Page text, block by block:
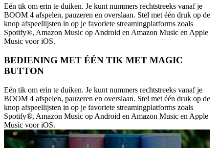
Eén tik om erin te duiken. Je kunt nummers rechtstreeks vanaf je
BOOM 4 afspelen, pauzeren en overslaan. Stel met één druk op de
knop afspeellijsten in op je favoriete streamingplatforms zoals
Spotify®, Amazon Music op Android en Amazon Music en Apple
Music voor iOS.
BEDIENING MET ÉÉN TIK MET MAGIC
BUTTON
Eén tik om erin te duiken. Je kunt nummers rechtstreeks vanaf je
BOOM 4 afspelen, pauzeren en overslaan. Stel met één druk op de
knop afspeellijsten in op je favoriete streamingplatforms zoals
Spotify®, Amazon Music op Android en Amazon Music en Apple
Music voor iOS.